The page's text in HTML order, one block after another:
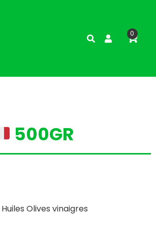
0
500GR
Huiles Olives vinaigres